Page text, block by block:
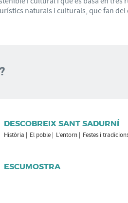
naturals i culturals, que fan
DESCOBREIX SANT SADURNÍ
Història El poble L'entorn Festes i
ESCUMOSTRA